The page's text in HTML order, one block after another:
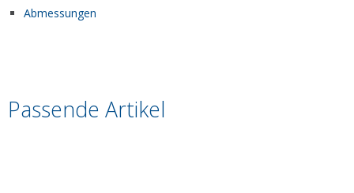
Abmessungen
Passende Artikel